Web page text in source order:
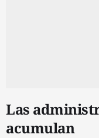
Las
acumulan